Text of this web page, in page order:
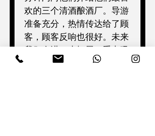
欢的三个清酒酿酒厂。导游
准备充分，热情传达给了顾
客，顾客反响也很好。未来
我们会进一步拓展，重点吸
引入境顾客。